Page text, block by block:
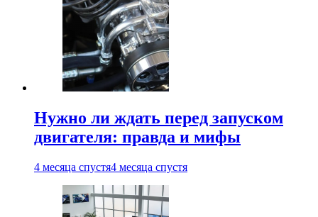
Нужно ли ждать перед запуском
двигателя: правда и мифы
4 месяца спустя4 месяца спустя